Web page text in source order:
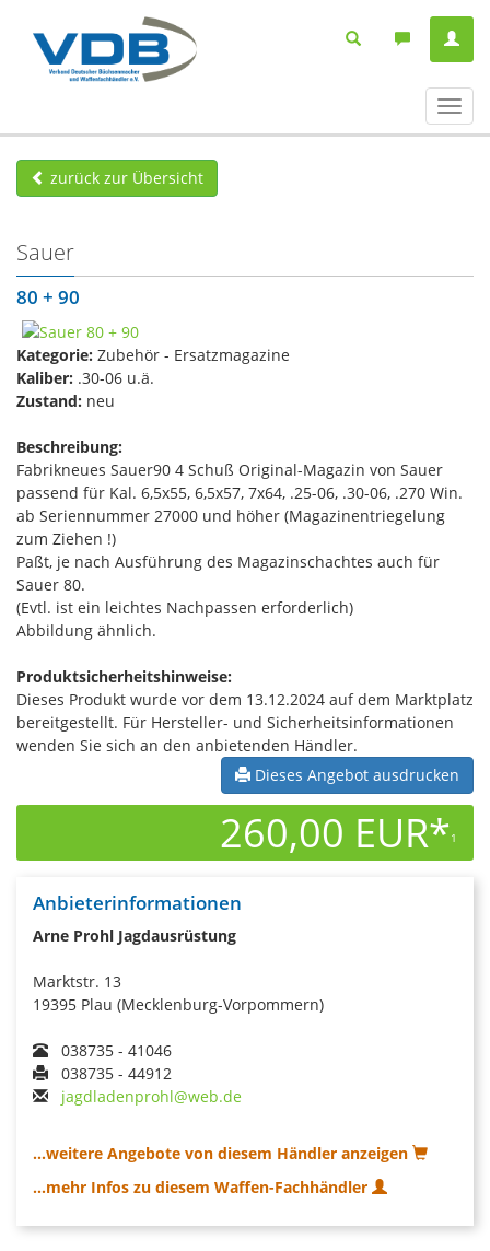
ein-/
zurück zur Übersicht
Sauer
80 + 90
Kategorie: Zubehör - Ersatzmagazine
Kaliber: .30-06 u.ä.
Zustand: neu
Beschreibung:
Fabrikneues Sauer90 4 Schuß Original-Magazin von Sauer
passend für Kal. 6,5x55, 6,5x57, 7x64, .25-06, .30-06, .270 Win.
ab Seriennummer 27000 und höher (Magazinentriegelung
zum Ziehen !)
Paßt, je nach Ausführung des Magazinschachtes auch für
Sauer 80.
(Evtl. ist ein leichtes Nachpassen erforderlich)
Abbildung ähnlich.
Produktsicherheitshinweise:
Dieses Produkt wurde vor dem 13.12.2024 auf dem Marktplatz
bereitgestellt. Für Hersteller- und Sicherheitsinformationen
wenden Sie sich an den anbietenden Händler.
Dieses Angebot ausdrucken
260,00 EUR*1
Anbieterinformationen
Arne Prohl Jagdausrüstung
Marktstr. 13
19395 Plau (Mecklenburg-Vorpommern)
038735 - 41046
038735 - 44912
jagdladenprohl@web.de
...weitere Angebote von diesem Händler anzeigen
...mehr Infos zu diesem Waffen-Fachhändler